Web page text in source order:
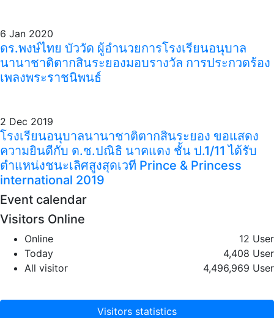
6 Jan 2020
ดร.พงษ์ไทย บัววัด ผู้อำนวยการโรงเรียนอนุบาล
นานาชาติตากสินระยองมอบรางวัล การประกวดร้อง
เพลงพระราชนิพนธ์
2 Dec 2019
โรงเรียนอนุบาลนานาชาติตากสินระยอง ขอแสดง
ความยินดีกับ ด.ช.ปณิธิ นาคแดง ชั้น ป.1/11 ได้รับ
ตำแหน่งชนะเลิศสูงสุดเวที Prince & Princess
international 2019
Event calendar
Visitors Online
Online
12 User
Today
4,408 User
All visitor
4,496,969 User
Visitors statistics